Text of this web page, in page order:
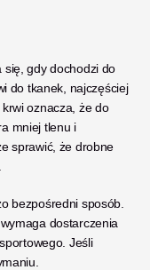
się, gdy dochodzi do
do tkanek, najczęściej
oznacza, że do
mniej tlenu i
sprawić, że drobne
bezpośredni sposób.
dostarczenia
Jeśli